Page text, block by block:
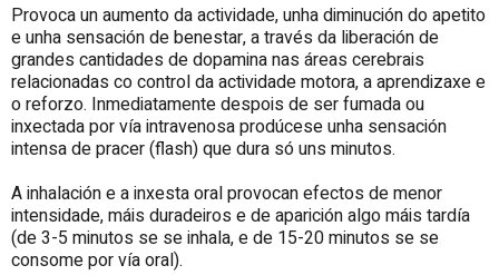
Provoca un aumento da actividade, unha diminución do apetito
e unha sensación de benestar, a través da liberación de
grandes cantidades de dopamina nas áreas cerebrais
relacionadas co control da actividade motora, a aprendizaxe e
o reforzo. Inmediatamente despois de ser fumada ou
inxectada por vía intravenosa prodúcese unha sensación
intensa de pracer (flash) que dura só uns minutos.
A inhalación e a inxesta oral provocan efectos de menor
intensidade, máis duradeiros e de aparición algo máis tardía
(de 3-5 minutos se se inhala, e de 15-20 minutos se se
consome por vía oral).